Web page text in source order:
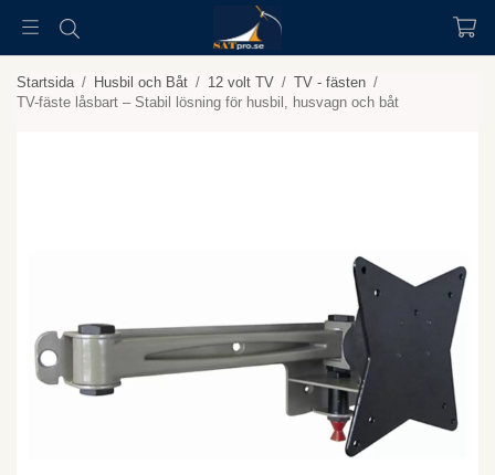
Startsida / Husbil och Båt / 12 volt TV / TV - fästen /
TV-fäste låsbart – Stabil lösning för husbil, husvagn och båt